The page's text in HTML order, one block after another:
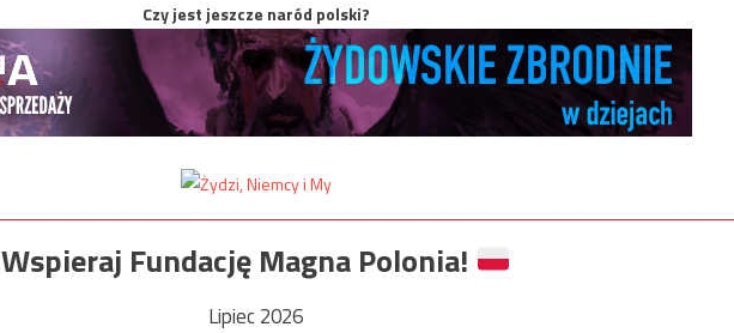
Czy jest jeszcze naród polski?
Wspieraj Fundację Magna Polonia!
Lipiec 2026